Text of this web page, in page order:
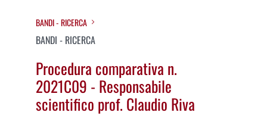
BANDI - RICERCA
BANDI - RICERCA
Procedura comparativa n.
2021C09 - Responsabile
scientifico prof. Claudio Riva